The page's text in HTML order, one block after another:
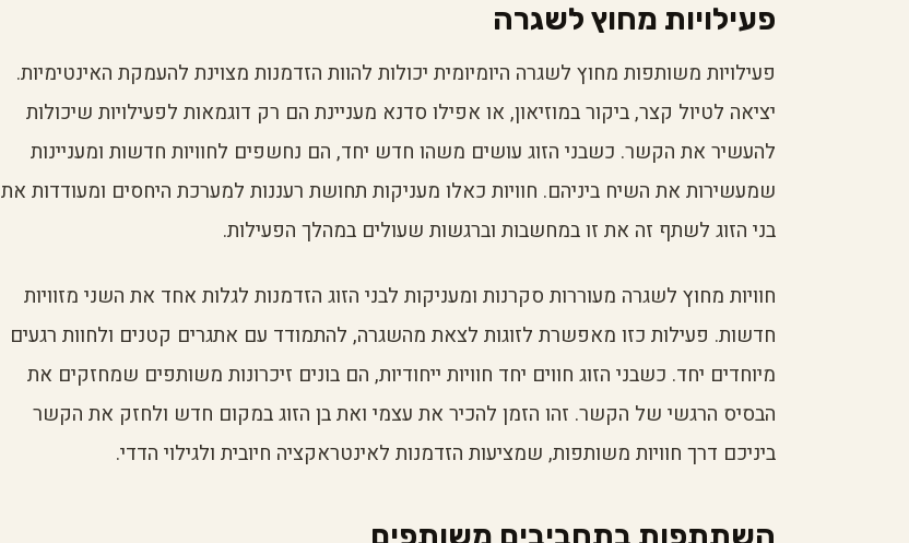
פעילויות מחוץ לשגרה
פעילויות משותפות מחוץ לשגרה היומיומית יכולות להוות הזדמנות מצוינת להעמקת האינטימיות.
יציאה לטיול קצר, ביקור במוזיאון, או אפילו סדנא מעניינת הם רק דוגמאות לפעילויות שיכולות
להעשיר את הקשר. כשבני הזוג עושים משהו חדש יחד, הם נחשפים לחוויות חדשות ומעניינות
שמעשירות את השיח ביניהם. חוויות כאלו מעניקות תחושת רעננות למערכת היחסים ומעודדות את
בני הזוג לשתף זה את זו במחשבות וברגשות שעולים במהלך הפעילות.
חוויות מחוץ לשגרה מעוררות סקרנות ומעניקות לבני הזוג הזדמנות לגלות אחד את השני מזוויות
חדשות. פעילות כזו מאפשרת לזוגות לצאת מהשגרה, להתמודד עם אתגרים קטנים ולחוות רגעים
מיוחדים יחד. כשבני הזוג חווים יחד חוויות ייחודיות, הם בונים זיכרונות משותפים שמחזקים את
הבסיס הרגשי של הקשר. זהו הזמן להכיר את עצמי ואת בן הזוג במקום חדש ולחזק את הקשר
ביניכם דרך חוויות משותפות, שמציעות הזדמנות לאינטראקציה חיובית ולגילוי הדדי.